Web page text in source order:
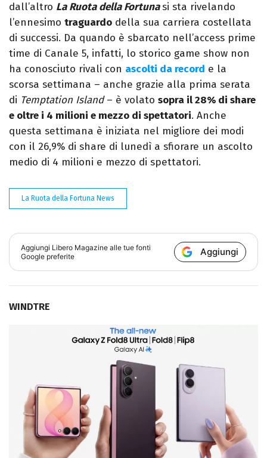
dall’altro La Ruota della Fortunasi sta rivelando
l’ennesimo traguardo della sua carriera costellata
di successi. Da quando è sbarcato nell’access prime
time di Canale 5, infatti, lo storico game show non
ha conosciuto rivali con ascolti da record e la
scorsa settimana – anche grazie alla prima serata
di Temptation Island– è volato sopra il 28% di share
e oltre i 4 milioni e mezzo di spettatori. Anche
questa settimana è iniziata nel migliore dei modi
con il 26,9% di share di lunedì a sfiorare un ascolto
medio di 4 milioni e mezzo di spettatori.
La Ruota della Fortuna News
Aggiungi Libero Magazine alle tue fonti
Google preferite
Aggiungi
WINDTRE